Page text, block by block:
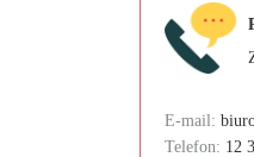
E-mail:
Telefon: 12